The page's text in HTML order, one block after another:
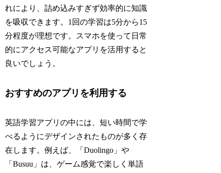
れにより、詰め込みすぎず効率的に知識
を吸収できます。1回の学習は5分から15
分程度が理想です。スマホを使って日常
的にアクセス可能なアプリを活用すると
良いでしょう。
おすすめのアプリを利用する
英語学習アプリの中には、短い時間で学
べるようにデザインされたものが多く存
在します。例えば、「Duolingo」や
「Busuu」は、ゲーム感覚で楽しく単語